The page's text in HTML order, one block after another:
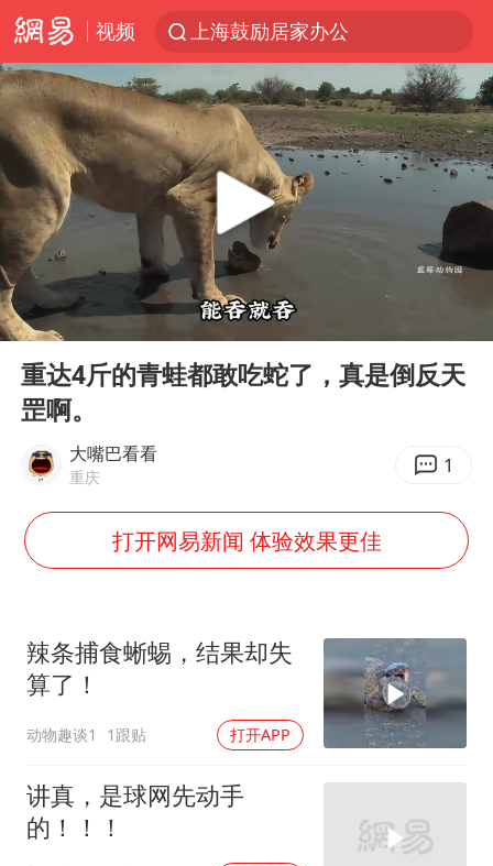
视频
上海鼓励居家办公
多地银行上调存款利率
新疆生产建设兵团生态环境局原局长被查
朱一龙的鼻子怎么了
5万元以下微型代步车集体遇冷
大疆错失宇树
周星驰妈妈现身香港首映礼
上海地铁4条线路全线停运
56岁刘奕君跟13岁女儿合跳
“还不如不放假”
梅婷12岁女儿百花奖发言
Play
00:00
重达4斤的青蛙都敢吃蛇了，真是倒反天
罡啊。
大嘴巴看看
重庆 1
打开网易新闻 体验效果更佳
辣条捕食蜥蜴，结果却失
算了！
动物趣谈1 1跟贴 打开APP
讲真，是球网先动手
的！！！